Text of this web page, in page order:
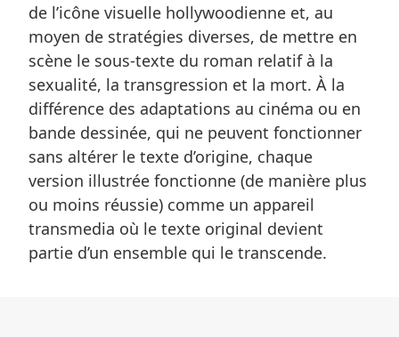
de l’icône visuelle hollywoodienne et, au
moyen de stratégies diverses, de mettre en
scène le sous-texte du roman relatif à la
sexualité, la transgression et la mort. À la
différence des adaptations au cinéma ou en
bande dessinée, qui ne peuvent fonctionner
sans altérer le texte d’origine, chaque
version illustrée fonctionne (de manière plus
ou moins réussie) comme un appareil
transmedia où le texte original devient
partie d’un ensemble qui le transcende.